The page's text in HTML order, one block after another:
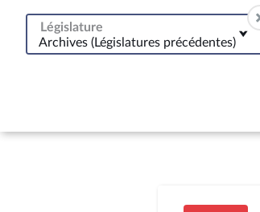
Législature
Archives (Législatures précédentes)